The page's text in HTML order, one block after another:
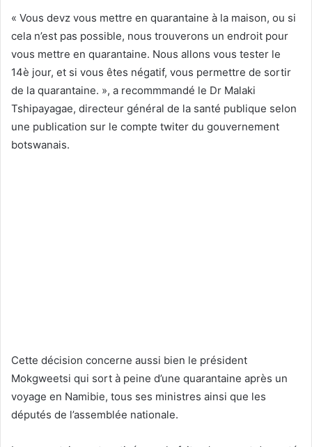
« Vous devz vous mettre en quarantaine à la maison, ou si
cela n’est pas possible, nous trouverons un endroit pour
vous mettre en quarantaine. Nous allons vous tester le
14è jour, et si vous êtes négatif, vous permettre de sortir
de la quarantaine. », a recommmandé le Dr Malaki
Tshipayagae, directeur général de la santé publique selon
une publication sur le compte twiter du gouvernement
botswanais.
Cette décision concerne aussi bien le président
Mokgweetsi qui sort à peine d’une quarantaine après un
voyage en Namibie, tous ses ministres ainsi que les
députés de l’assemblée nationale.